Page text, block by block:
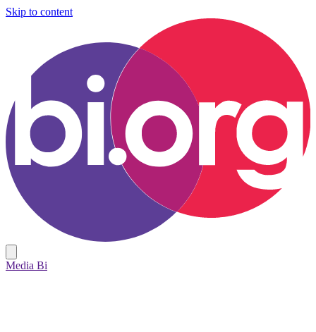
Skip to content
Media Bi